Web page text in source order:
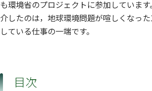
も環境省のプロジェクトに参加していま
介したのは，地球環境問題が喧しくなっ
している仕事の一端です。
目次